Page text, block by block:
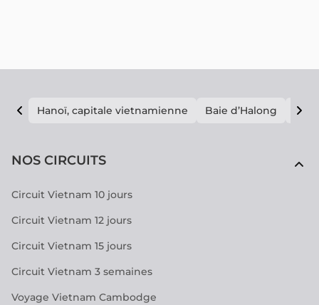
Hanoï, capitale vietnamienne Baie d’Halong E
NOS CIRCUITS
Circuit Vietnam 10 jours
Circuit Vietnam 12 jours
Circuit Vietnam 15 jours
Circuit Vietnam 3 semaines
Voyage Vietnam Cambodge